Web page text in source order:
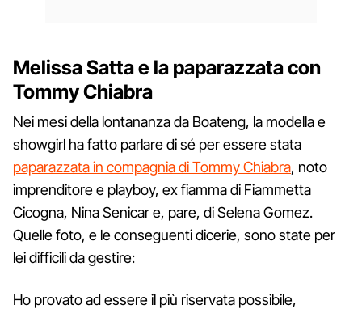
Melissa Satta e la paparazzata con
Tommy Chiabra
Nei mesi della lontananza da Boateng, la modella e
showgirl ha fatto parlare di sé per essere stata
paparazzata in compagnia di Tommy Chiabra, noto
imprenditore e playboy, ex fiamma di Fiammetta
Cicogna, Nina Senicar e, pare, di Selena Gomez.
Quelle foto, e le conseguenti dicerie, sono state per
lei difficili da gestire:
Ho provato ad essere il più riservata possibile,